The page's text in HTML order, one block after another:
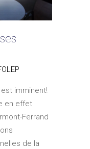
imminent!
en effet
Ferrand
de la